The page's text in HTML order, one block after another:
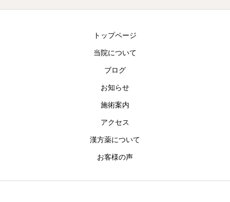
トップページ
当院について
ブログ
お知らせ
施術案内
アクセス
漢方薬について
お客様の声